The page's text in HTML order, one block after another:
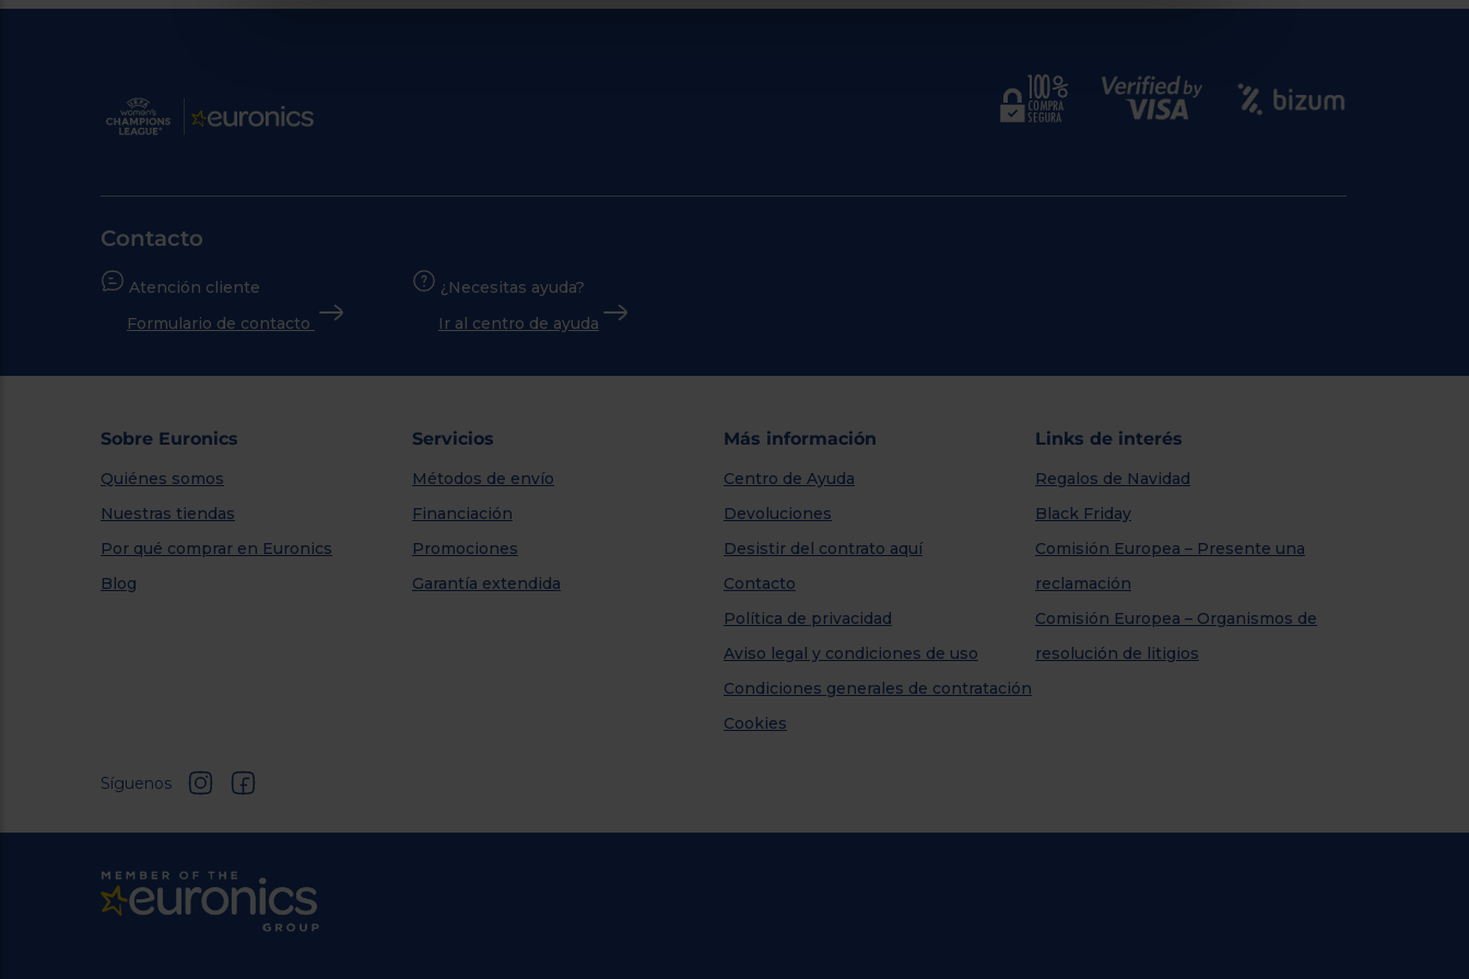
Contacto
Atención cliente
Formulario de contacto
¿Necesitas ayuda?
Ir al centro de ayuda
Sobre Euronics
Quiénes somos
Nuestras tiendas
Por qué comprar en Euronics
Blog
Servicios
Métodos de envío
Financiación
Promociones
Garantía extendida
Más información
Centro de Ayuda
Devoluciones
Desistir del contrato aquí
Contacto
Política de privacidad
Aviso legal y condiciones de uso
Condiciones generales de contratación
Cookies
Links de interés
Regalos de Navidad
Black Friday
Comisión Europea – Presente una
reclamación
Comisión Europea – Organismos de
resolución de litigios
Síguenos